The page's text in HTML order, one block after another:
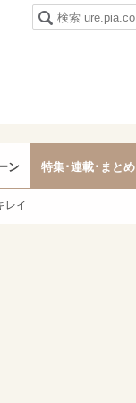
ン 特集･連載･まとめ
レイ